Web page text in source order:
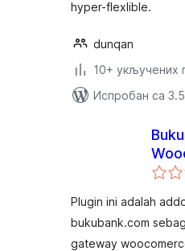
hyper-flexlible.
dunqan
10+ укључених
Испробан са
Cek
Plugin ini adalah
bukubank.com
gateway